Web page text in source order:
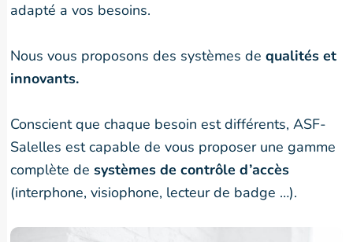
adapté a vos besoins.
Nous vous proposons des systèmes de qualités et
innovants.
Conscient que chaque besoin est différents, ASF-
Salelles est capable de vous proposer une gamme
complète desystèmes de contrôle d’accès
(interphone, visiophone, lecteur de badge …).